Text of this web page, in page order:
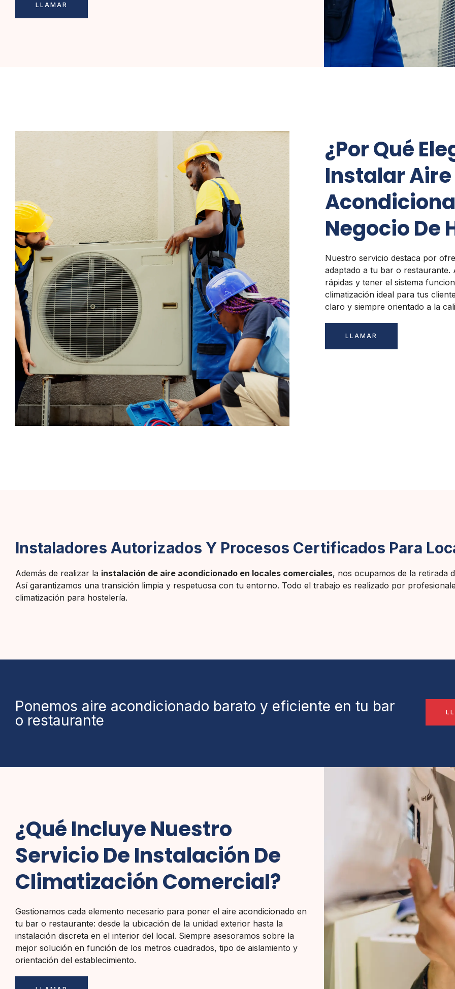
LLAMAR
¿Por Qué
Instalar Aire
Negocio De
Nuestro servicio destaca por
adaptado a tu bar o restaurante.
rápidas y tener el sistema
climatización ideal para tus
claro y siempre orientado a la
LLAMAR
Instaladores Autorizados Y Procesos Certificados Para
Además de realizar la instalación de aire acondicionado en locales comerciales, nos ocupamos de la retirada
Así garantizamos una transición limpia y respetuosa con tu entorno. Todo el trabajo es realizado por
climatización para hostelería.
Ponemos aire acondicionado barato y eficiente en tu bar
o restaurante
¿Qué Incluye Nuestro
Servicio De Instalación De
Climatización Comercial?
Gestionamos cada elemento necesario para poner el aire acondicionado en
tu bar o restaurante: desde la ubicación de la unidad exterior hasta la
instalación discreta en el interior del local. Siempre asesoramos sobre la
mejor solución en función de los metros cuadrados, tipo de aislamiento y
orientación del establecimiento.